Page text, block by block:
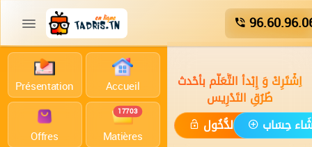
Présentation Accueil
Offres Matières
17703
اِشْتَرِكْ وَ إِبْدأ التَّعَلُّم بأحْدث
طُرُقِ التَدْرِيس
تَسْجِيل الدُّخُولحِسَاب